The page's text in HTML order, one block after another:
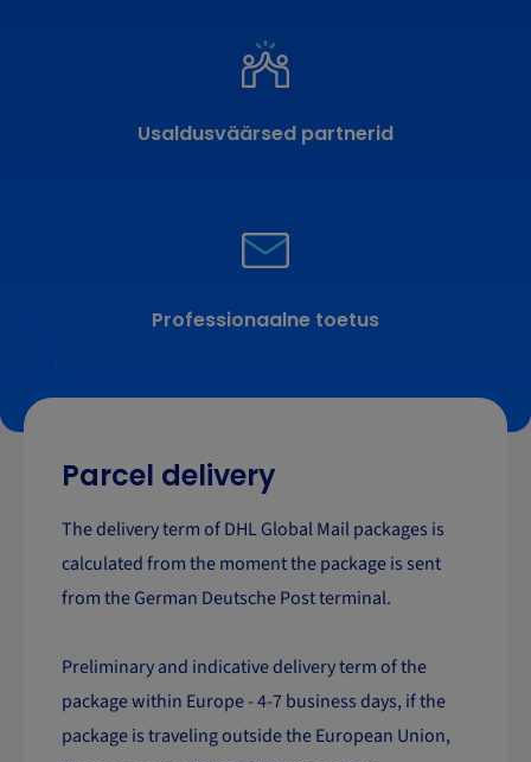
Usaldusväärsed partnerid
Professionaalne toetus
Parcel delivery
The delivery term of DHL Global Mail packages is
calculated from the moment the package is sent
from the German Deutsche Post terminal.
Preliminary and indicative delivery term of the
package within Europe - 4-7 business days, if the
package is traveling outside the European Union,